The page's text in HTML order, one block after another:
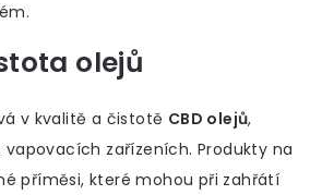
olejů
v kvalitě a čistotě CBD olejů,
zařízeních. Produkty na
příměsi, které mohou při zahřátí